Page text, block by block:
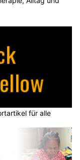
für alle